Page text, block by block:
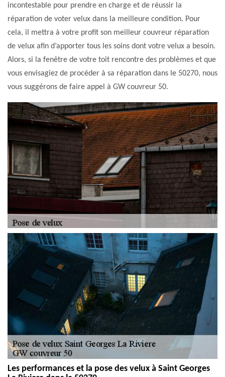
incontestable pour prendre en charge et de réussir la
réparation de voter velux dans la meilleure condition. Pour
cela, il mettra à votre profit son meilleur couvreur réparation
de velux afin d’apporter tous les soins dont votre velux a besoin.
Alors, si la fenêtre de votre toit rencontre des problèmes et que
vous envisagiez de procéder à sa réparation dans le 50270, nous
vous suggérons de faire appel à GW couvreur 50.
Les performances et la pose des velux à Saint Georges